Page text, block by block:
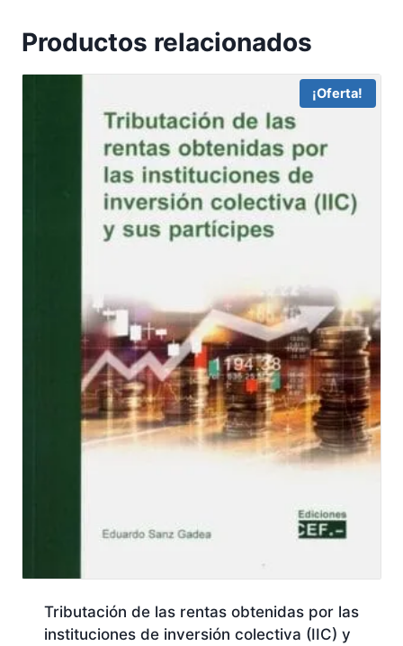
Productos relacionados
¡Oferta!
Tributación de las rentas obtenidas por las
instituciones de inversión colectiva (IIC) y